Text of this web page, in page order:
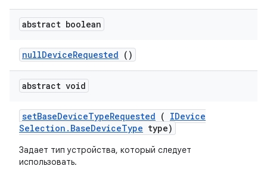
abstract boolean
nullDeviceRequested ()
abstract void
setBaseDeviceTypeRequested ( IDevice
Selection . BaseDeviceType type)
Задает тип устройства, который следует
использовать.